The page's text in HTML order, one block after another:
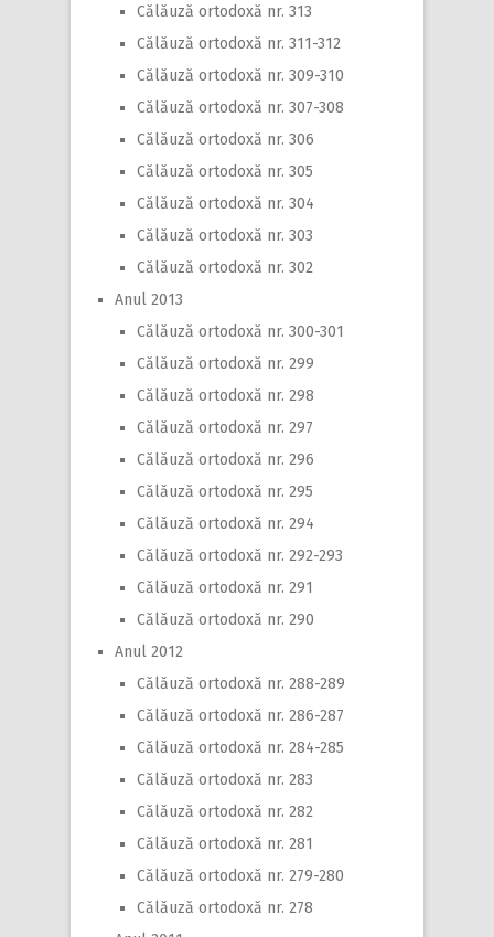
Călăuză ortodoxă nr. 313
Călăuză ortodoxă nr. 311-312
Călăuză ortodoxă nr. 309-310
Călăuză ortodoxă nr. 307-308
Călăuză ortodoxă nr. 306
Călăuză ortodoxă nr. 305
Călăuză ortodoxă nr. 304
Călăuză ortodoxă nr. 303
Călăuză ortodoxă nr. 302
Anul 2013
Călăuză ortodoxă nr. 300-301
Călăuză ortodoxă nr. 299
Călăuză ortodoxă nr. 298
Călăuză ortodoxă nr. 297
Călăuză ortodoxă nr. 296
Călăuză ortodoxă nr. 295
Călăuză ortodoxă nr. 294
Călăuză ortodoxă nr. 292-293
Călăuză ortodoxă nr. 291
Călăuză ortodoxă nr. 290
Anul 2012
Călăuză ortodoxă nr. 288-289
Călăuză ortodoxă nr. 286-287
Călăuză ortodoxă nr. 284-285
Călăuză ortodoxă nr. 283
Călăuză ortodoxă nr. 282
Călăuză ortodoxă nr. 281
Călăuză ortodoxă nr. 279-280
Călăuză ortodoxă nr. 278